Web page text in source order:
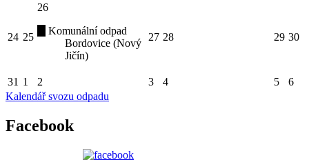
24 25
26
Komunální odpad
Bordovice (Nový
Jičín)
27 28 29 30
31 1 2 3 4 5
6
Kalendář svozu odpadu
Facebook